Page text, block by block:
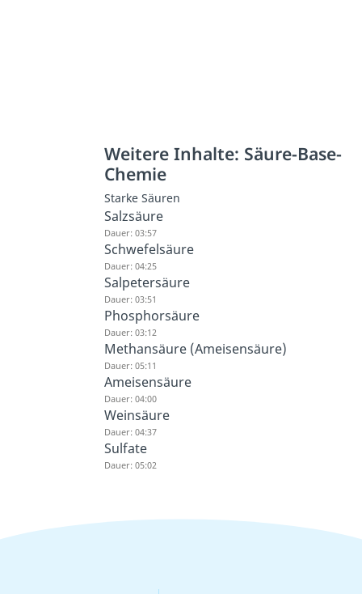
Weitere Inhalte: Säure-Base-
Chemie
Starke Säuren
Salzsäure
Dauer: 03:57
Schwefelsäure
Dauer: 04:25
Salpetersäure
Dauer: 03:51
Phosphorsäure
Dauer: 03:12
Methansäure (Ameisensäure)
Dauer: 05:11
Ameisensäure
Dauer: 04:00
Weinsäure
Dauer: 04:37
Sulfate
Dauer: 05:02